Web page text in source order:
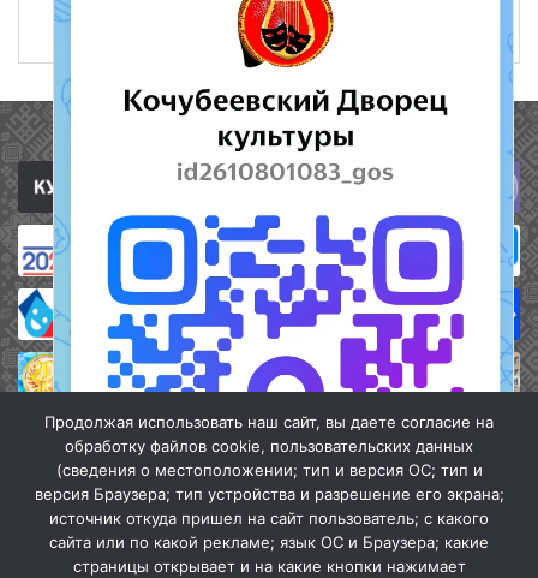
Полезные ссылки
Продолжая использовать наш сайт, вы даете согласие на
обработку файлов cookie, пользовательских данных
(сведения о местоположении; тип и версия ОС; тип и
версия Браузера; тип устройства и разрешение его экрана;
источник откуда пришел на сайт пользователь; с какого
сайта или по какой рекламе; язык ОС и Браузера; какие
страницы открывает и на какие кнопки нажимает